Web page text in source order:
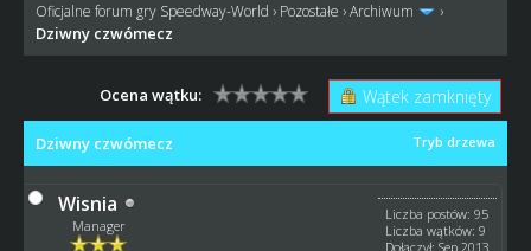
Oficjalne forum gry Speedway-World › Pozostałe ›Archiwum ›
Dziwny czwómecz
Wątek zamknięty
Ocena wątku:
Tryb drzewa
Dziwny czwómecz
Wisnia
Manager
Liczba postów: 95
Liczba wątków: 9
Dołączył: Sep 2013